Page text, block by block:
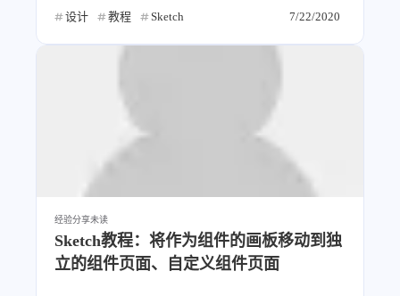
设计 教程 Sketch 7/22/2020
经验分享未读
Sketch教程：将作为组件的画板移动到独
立的组件页面、自定义组件页面